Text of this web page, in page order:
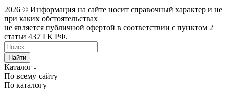
2026 © Информация на сайте носит справочный характер и не
при каких обстоятельствах
не является публичной офертой в соответствии с пунктом 2
статьи 437 ГК РФ.
Найти
Каталог
По всему сайту
По каталогу